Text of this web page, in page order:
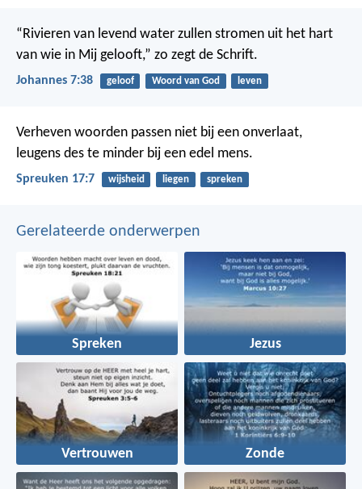
“Rivieren van levend water zullen stromen uit het hart
van wie in Mij gelooft,” zo zegt de Schrift.
Johannes 7:38 geloof Woord van God leven
Verheven woorden passen niet bij een onverlaat,
leugens des te minder bij een edel mens.
Spreuken 17:7 wijsheid liegen spreken
Gerelateerde onderwerpen
Spreken Jezus
Vertrouwen Zonde